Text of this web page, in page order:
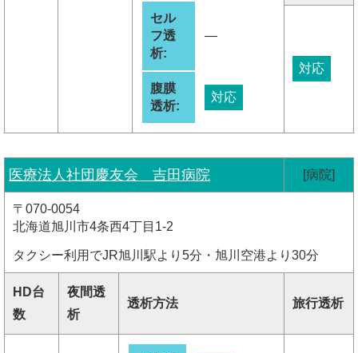
セル
フ透
析:
―
腹膜
透析:
対応
対応
医療法人社団慶友会 吉田病院 [病院]
〒070-0054
北海道旭川市4条西4丁目1-2
タクシー利用でJR旭川駅より5分・旭川空港より30分
HD台
数
夜間透
析
透析方法 旅行透析